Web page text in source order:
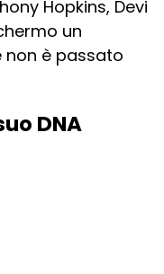
Hopkins, Devi
un
è passato
DNA